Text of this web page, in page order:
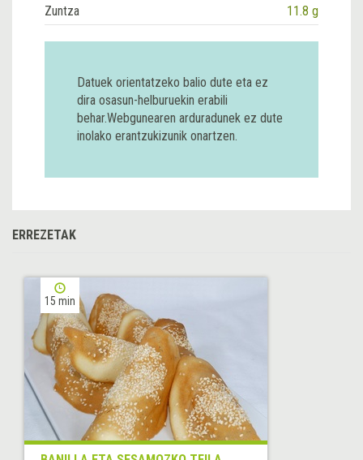
Zuntza
11.8 g
Datuek orientatzeko balio dute eta ez
dira osasun-helburuekin erabili
behar.Webgunearen arduradunek ez dute
inolako erantzukizunik onartzen.
ERREZETAK
15 min